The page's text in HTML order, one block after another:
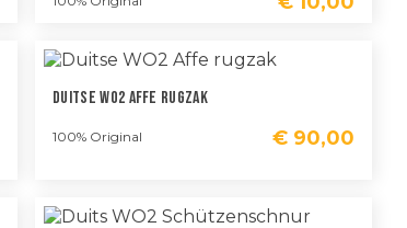
Duitse WO2 Affe Rugzak
100% Original € 90,00